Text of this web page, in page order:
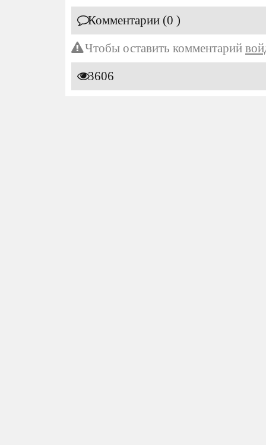
Комментарии (0 )
Чтобы оставить комментарий
3606